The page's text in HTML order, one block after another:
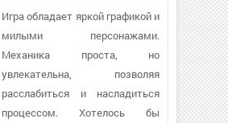
Игра обладает яркой графикой и
милыми персонажами.
Механика проста, но
увлекательна, позволяя
расслабиться и насладиться
процессом. Хотелось бы